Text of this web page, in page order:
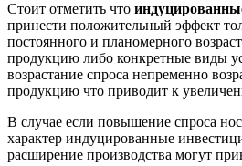
Стоит отметить что
принести положительный эффект
постоянного и планомерного
продукцию либо конкретные виды
возрастание спроса непременно
продукцию что приводит к
В случае если повышение спроса
характер индуцированные
расширение производства могут